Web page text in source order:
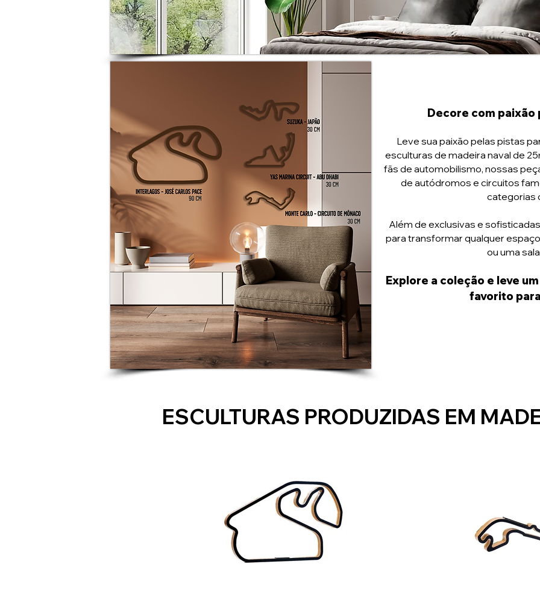
Decore com
Leve sua paixão pelas pistas
esculturas de madeira naval de
fãs de automobilismo, nossas
de autódromos e circuitos
categorias
Além de exclusivas e
para transformar qualquer
ou uma
Explore a coleção e leve
favorito
ESCULTURAS PRODUZIDAS EM